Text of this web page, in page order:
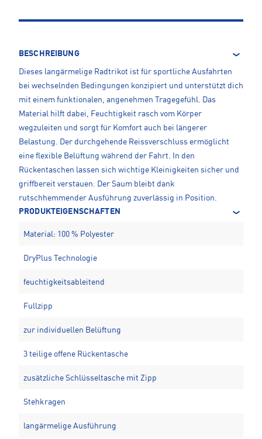
BESCHREIBUNG
Dieses langärmelige Radtrikot ist für sportliche Ausfahrten
bei wechselnden Bedingungen konzipiert und unterstützt dich
mit einem funktionalen, angenehmen Tragegefühl. Das
Material hilft dabei, Feuchtigkeit rasch vom Körper
wegzuleiten und sorgt für Komfort auch bei längerer
Belastung. Der durchgehende Reissverschluss ermöglicht
eine flexible Belüftung während der Fahrt. In den
Rückentaschen lassen sich wichtige Kleinigkeiten sicher und
griffbereit verstauen. Der Saum bleibt dank
rutschhemmender Ausführung zuverlässig in Position.
PRODUKTEIGENSCHAFTEN
Material: 100 % Polyester
DryPlus Technologie
feuchtigkeitsableitend
Fullzipp
zur individuellen Belüftung
3 teilige offene Rückentasche
zusätzliche Schlüsseltasche mit Zipp
Stehkragen
langärmelige Ausführung